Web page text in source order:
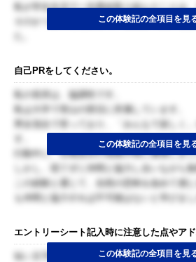
私が学生生活で一生懸命取り組んだことは
そのかつどうをとおして、最後まで努力を
この体験記の全項目を見
自己PRをしてください。
私の長所は、協調性です。
私は大学で登山の部活に所属しています。
男女混合で登っており、「みんなで楽しく
行動中に、台風並みの強風や雨に遭遇しま
しかし、慌てずに仲間と協力し合いながら
この経験と通じて、自然の恐怖を改めて感
も仲間と協力すれば不可能はないと学びまし
この体験記の全項目を見
エントリーシート記入時に注意した点やア
短い文字数の中に、自分の伝えたいことを
この体験記の全項目を見